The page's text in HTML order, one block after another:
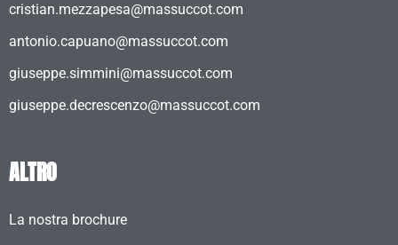
cristian.mezzapesa@massuccot.com
antonio.capuano@massuccot.com
giuseppe.simmini@massuccot.com
giuseppe.decrescenzo@massuccot.com
ALTRO
La nostra brochure